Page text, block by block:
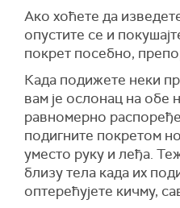
Ако хоћете да
опустите се и
покрет посебно,
Када подижете неки
вам је ослонац на обе
равномерно
подигните покретом
уместо руку и леђа.
близу тела када их
оптерећујете кичму,